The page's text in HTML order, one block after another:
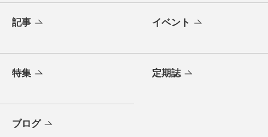
記事 イベント
特集 定期誌
ブログ